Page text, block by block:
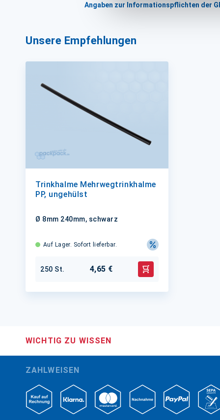
Angaben zur Informationspflichten der
Unsere Empfehlungen
Trinkhalme Mehrwegtrinkhalme
PP, ungehülst
Ø 8mm 240mm, schwarz
Auf Lager. Sofort lieferbar.
250 St. 4,65 € In den Warenkorb
WICHTIG ZU WISSEN
ZAHLWEISEN